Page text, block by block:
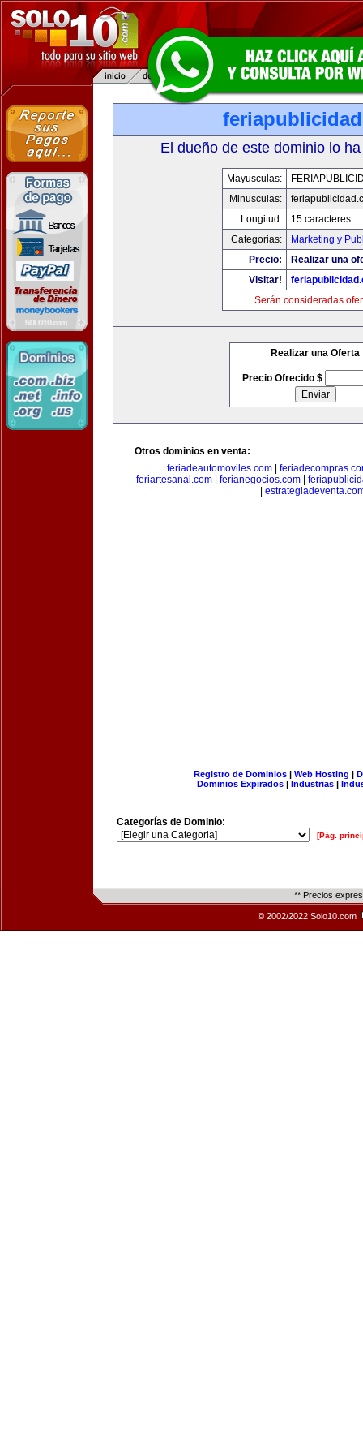
El dueño de este dominio lo
Mayusculas:
Minusculas:
Longitud:
15 caracteres
Categorias:
Marketing y
Precio:
Realizar una
Visitar!
Serán consideradas
Realizar una Oferta
Precio Ofrecido $
Otros dominios en venta:
feriadeautomoviles.com
feriartesanal.com
ferianegocios.com
Registro de Dominios| Web Hosting |
Dominios Expirados | Industrias |
Categorías de Dominio:
[Pág.
** Precios
© 2002/2022 Solo10.com